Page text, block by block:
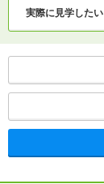
実際に見学したい